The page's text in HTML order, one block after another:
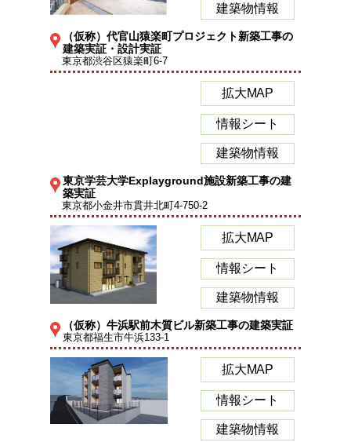
建築物情報
（仮称）代官山猿楽町プロジェクト新築工事の
建築実証・設計実証
東京都渋谷区猿楽町6-7
拡大MAP
情報シート
建築物情報
東京学芸大学Explayground施設新築工事の建
築実証
東京都小金井市貫井北町4-750-2
拡大MAP
情報シート
建築物情報
（仮称）牛浜駅前木質ビル新築工事の建築実証
東京都福生市牛浜133-1
拡大MAP
情報シート
建築物情報